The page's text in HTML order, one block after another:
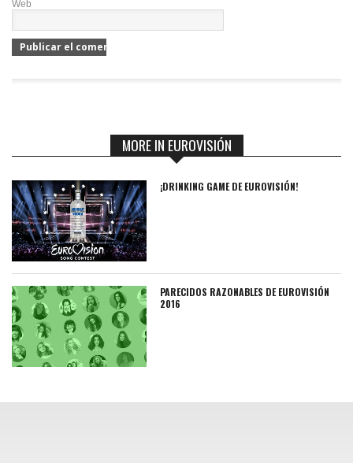
Web
MORE IN EUROVISIÓN
¡DRINKING GAME DE EUROVISIÓN!
PARECIDOS RAZONABLES DE EUROVISIÓN
2016